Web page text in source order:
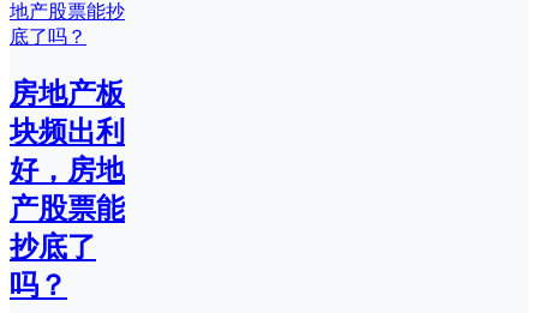
房地产板
块频出利
好，房地
产股票能
抄底了
吗？